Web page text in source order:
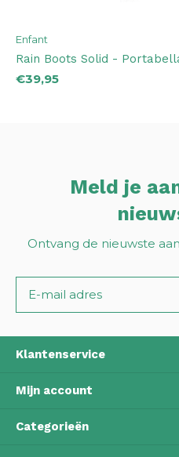
Enfant
Rain Boots Solid -
€39,95
Meld je
Ontvang de nieuwste
Klantenservice
Mijn account
Categorieën